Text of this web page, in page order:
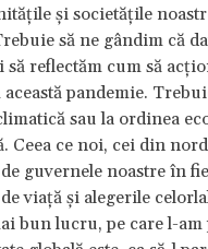
și societățile
să ne gândim că
reflectăm cum să
această pandemie.
sau la ordinea
Ceea ce noi, cei din
guvernele noastre în
de viață și alegerile
bun lucru, pe care l-am